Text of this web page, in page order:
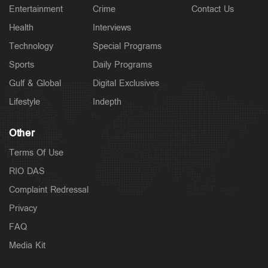
Entertainment
Health
Technology
Sports
Gulf & Global
Lifestyle
Crime
Interviews
Special Programs
Daily Programs
Digital Exclusives
Indepth
Contact Us
Other
Terms Of Use
RIO DAS
Complaint Redressal
Privacy
FAQ
Media Kit